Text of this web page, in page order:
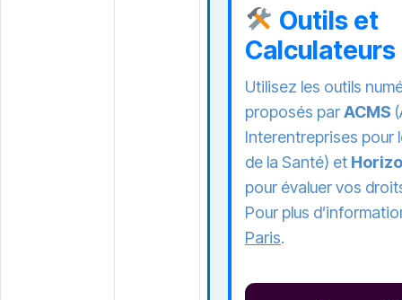
Outils et
Calculateurs
Utilisez les outils
proposés parACMS
Interentreprises pour
de la Santé) et
pour évaluer vos
Pour plus
Paris.